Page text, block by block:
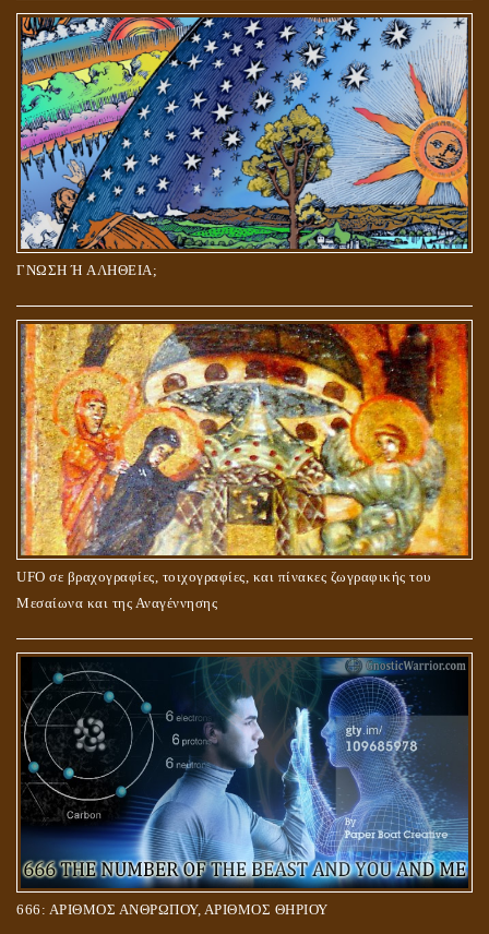
ΓΝΩΣΗ Ή ΑΛΗΘΕΙΑ;
UFO σε βραχογραφίες, τοιχογραφίες, και πίνακες ζωγραφικής του
Μεσαίωνα και της Αναγέννησης
666: ΑΡΙΘΜΟΣ ΑΝΘΡΩΠΟΥ, ΑΡΙΘΜΟΣ ΘΗΡΙΟΥ